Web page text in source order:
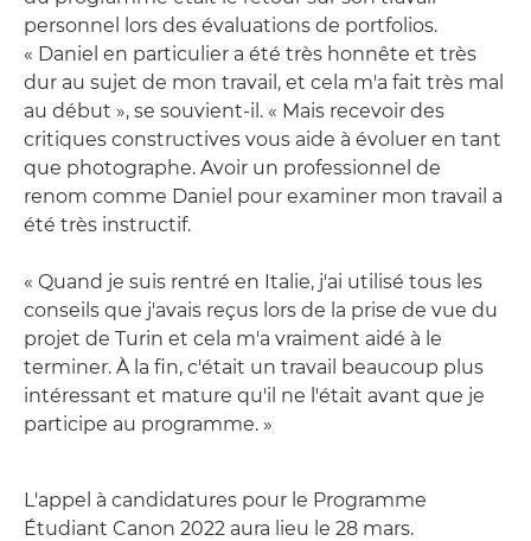
personnel lors des évaluations de portfolios.
« Daniel en particulier a été très honnête et très
dur au sujet de mon travail, et cela m'a fait très mal
au début », se souvient-il. « Mais recevoir des
critiques constructives vous aide à évoluer en tant
que photographe. Avoir un professionnel de
renom comme Daniel pour examiner mon travail a
été très instructif.
« Quand je suis rentré en Italie, j'ai utilisé tous les
conseils que j'avais reçus lors de la prise de vue du
projet de Turin et cela m'a vraiment aidé à le
terminer. À la fin, c'était un travail beaucoup plus
intéressant et mature qu'il ne l'était avant que je
participe au programme. »
L'appel à candidatures pour le Programme
Étudiant Canon 2022 aura lieu le 28 mars.